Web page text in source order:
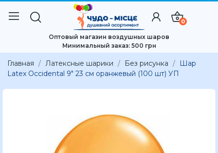
0
Оптовый магазин воздушных шаров
Минимальный заказ: 500 грн
Главная Латексные шарики Без рисунка
Шар
Latex Occidental 9" 23 см оранжевый (100 шт) УП